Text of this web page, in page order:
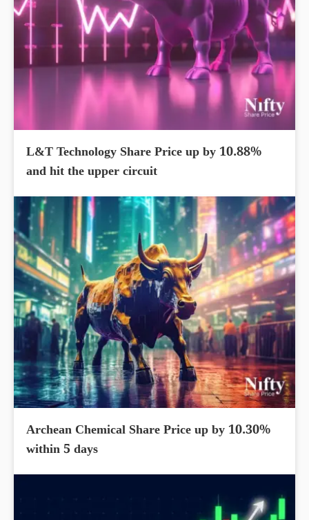
L&T Technology Share Price up by 10.88%
and hit the upper circuit
Archean Chemical Share Price up by 10.30%
within 5 days